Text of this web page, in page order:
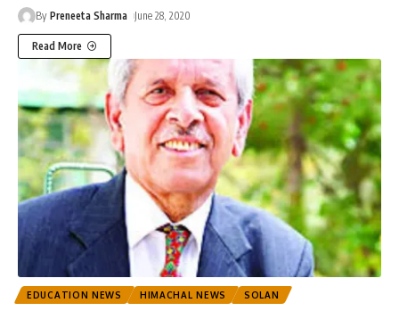
By Preneeta Sharma June 28, 2020
Read More
EDUCATION NEWS HIMACHAL NEWS SOLAN